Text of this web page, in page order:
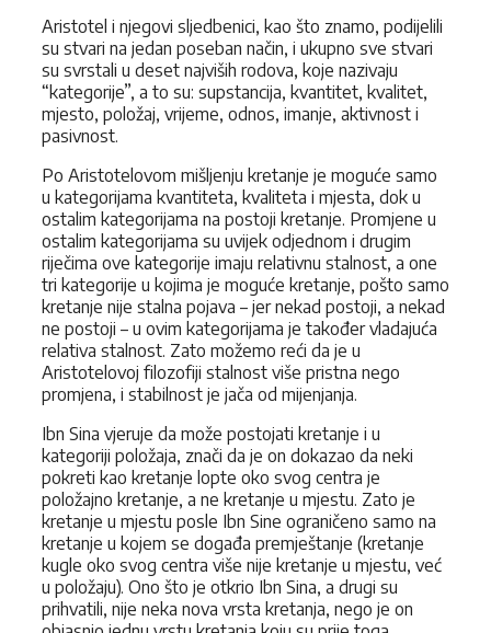
Aristotel i njegovi sljedbenici, kao što znamo, podijelili
su stvari na jedan poseban način, i ukupno sve stvari
su svrstali u deset najviših rodova, koje nazivaju
“kategorije”, a to su: supstancija, kvantitet, kvalitet,
mjesto, položaj, vrijeme, odnos, imanje, aktivnost i
pasivnost.
Po Aristotelovom mišljenju kretanje je moguće samo
u kategorijama kvantiteta, kvaliteta i mjesta, dok u
ostalim kategorijama na postoji kretanje. Promjene u
ostalim kategorijama su uvijek odjednom i drugim
riječima ove kategorije imaju relativnu stalnost, a one
tri kategorije u kojima je moguće kretanje, pošto samo
kretanje nije stalna pojava – jer nekad postoji, a nekad
ne postoji – u ovim kategorijama je također vladajuća
relativa stalnost. Zato možemo reći da je u
Aristotelovoj filozofiji stalnost više pristna nego
promjena, i stabilnost je jača od mijenjanja.
Ibn Sina vjeruje da može postojati kretanje i u
kategoriji položaja, znači da je on dokazao da neki
pokreti kao kretanje lopte oko svog centra je
položajno kretanje, a ne kretanje u mjestu. Zato je
kretanje u mjestu posle Ibn Sine ograničeno samo na
kretanje u kojem se događa premještanje (kretanje
kugle oko svog centra više nije kretanje u mjestu, već
u položaju). Ono što je otkrio Ibn Sina, a drugi su
prihvatili, nije neka nova vrsta kretanja, nego je on